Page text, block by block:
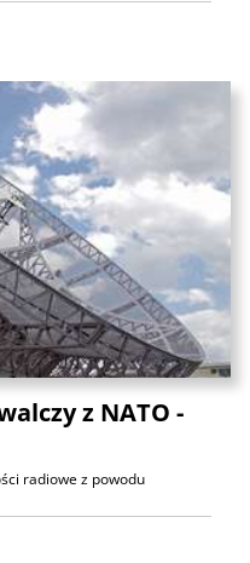
z NATO -
radiowe z powodu